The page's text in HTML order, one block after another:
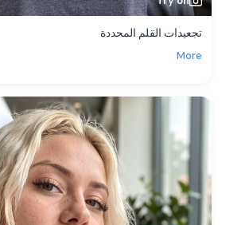
تجعيدات القلم المحددة
More